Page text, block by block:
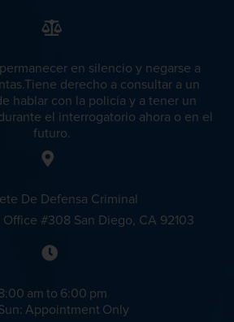
Ofensa de DUI
Ofensa de DUI
de Tarjeta de Crédito
de ancianos y Adultos
Del Seguro De Desempleo
Fraude Fiscal
Fraude Inmobiliario
Homicidio
en silencio y negarse a
derecho a consultar a un
hablar con la policía y a tener un
el interrogatorio ahora o en el
futuro.
De Defensa Criminal
#308 San Diego, CA 92103
am to 6:00 pm
Appointment Only